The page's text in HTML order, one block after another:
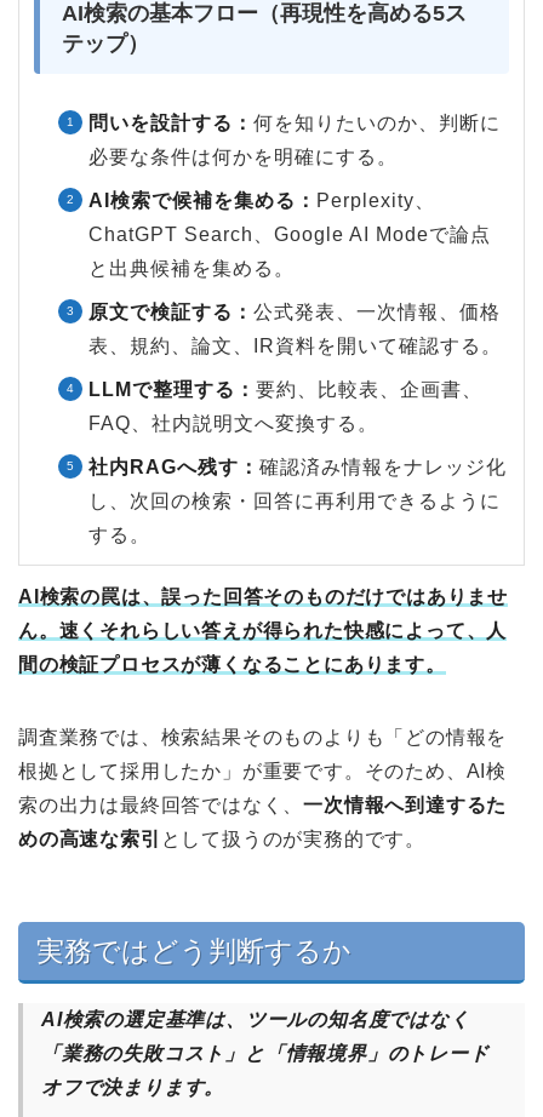
AI検索の基本フロー（再現性を高める5ス
テップ）
問いを設計する： 何を知りたいのか、判断に
必要な条件は何かを明確にする。
AI検索で候補を集める： Perplexity、
ChatGPT Search、Google AI Modeで論点
と出典候補を集める。
原文で検証する： 公式発表、一次情報、価格
表、規約、論文、IR資料を開いて確認する。
LLMで整理する： 要約、比較表、企画書、
FAQ、社内説明文へ変換する。
社内RAGへ残す： 確認済み情報をナレッジ化
し、次回の検索・回答に再利用できるように
する。
AI検索の罠は、誤った回答そのものだけではありませ
ん。速くそれらしい答えが得られた快感によって、人
間の検証プロセスが薄くなることにあります。
調査業務では、検索結果そのものよりも「どの情報を
根拠として採用したか」が重要です。そのため、AI検
索の出力は最終回答ではなく、一次情報へ到達するた
めの高速な索引 として扱うのが実務的です。
実務ではどう判断するか
AI検索の選定基準は、ツールの知名度ではなく
「業務の失敗コスト」と「情報境界」のトレード
オフで決まります。